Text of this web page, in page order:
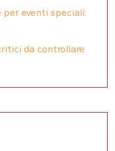
eventi speciali:
da controllare